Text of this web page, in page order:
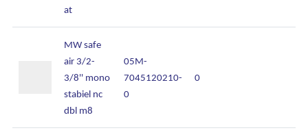
at
MW safe
air 3/2-
3/8'' mono
stabiel nc
dbl m8
05M-
7045120210-
0
0